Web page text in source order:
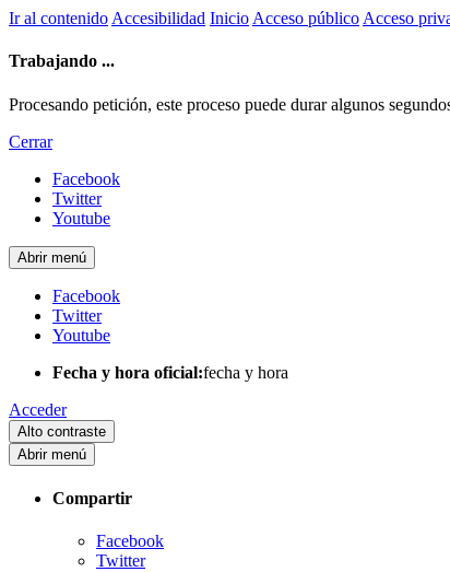
Ir al contenido Accesibilidad Inicio Acceso público Acceso
Trabajando ...
Procesando petición, este proceso puede durar algunos
Cerrar
Facebook
Twitter
Youtube
Abrir menú
Facebook
Twitter
Youtube
Fecha y hora oficial:fecha y hora
Acceder
Alto contraste
Abrir menú
Compartir
Facebook
Twitter